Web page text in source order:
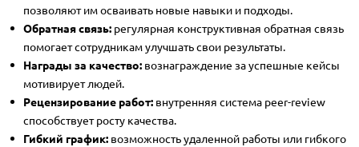
позволяют им осваивать новые навыки и подходы.
Обратная связь:регулярная конструктивная обратная связь
помогает сотрудникам улучшать свои результаты.
Награды за качество:вознаграждение за успешные кейсы
мотивирует людей.
Рецензирование работ:внутренняя система peer-review
способствует росту качества.
Гибкий график:возможность удаленной работы или гибкого